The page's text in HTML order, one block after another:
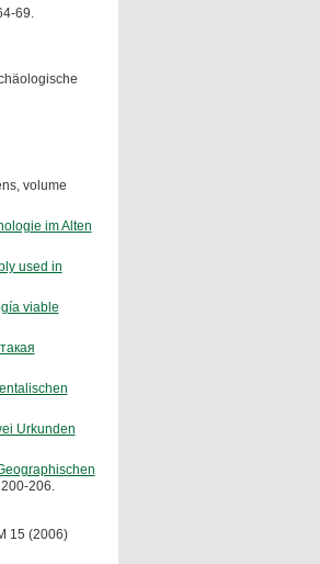
69.
volume
im Alten
used in
viable
Urkunden
206.
15 (2006)